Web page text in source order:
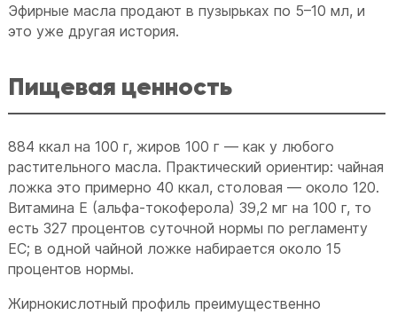
Эфирные масла продают в пузырьках по 5–10 мл, и
это уже другая история.
Пищевая ценность
884 ккал на 100 г, жиров 100 г — как у любого
растительного масла. Практический ориентир: чайная
ложка это примерно 40 ккал, столовая — около 120.
Витамина E (альфа-токоферола) 39,2 мг на 100 г, то
есть 327 процентов суточной нормы по регламенту
ЕС; в одной чайной ложке набирается около 15
процентов нормы.
Жирнокислотный профиль преимущественно